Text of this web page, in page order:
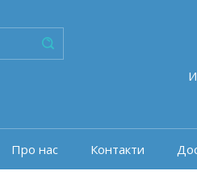
Про нас Контакти